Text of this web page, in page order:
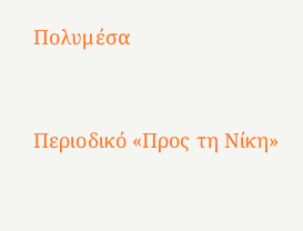
Πολυμέσα
Αγωνίστριες
Αθηνών
Αγωνίστριες
Αθηνών
Αγωνίστριες
Αθηνών
χρόνια
καρτερούμεν»
Περιοδικό «Προς τη Νίκη»